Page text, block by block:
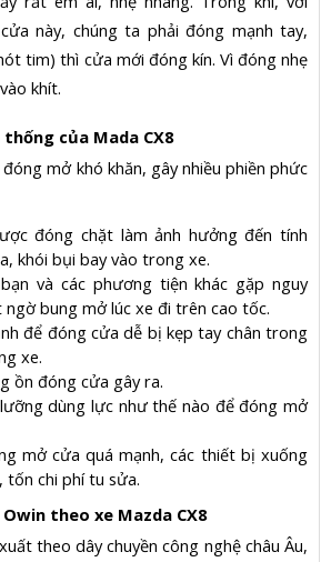
này, chúng ta phải đóng mạnh tay,
tim) thì cửa mới đóng kín. Vì đóng nhẹ
khít.
của Mada CX8
mở khó khăn, gây nhiều phiền phức
đóng chặt làm ảnh hưởng đến tính
khói bụi bay vào trong xe.
và các phương tiện khác gặp nguy
ngờ bung mở lúc xe đi trên cao tốc.
để đóng cửa dễ bị kẹp tay chân trong
xe.
ồn đóng cửa gây ra.
dùng lực như thế nào để đóng mở
mở cửa quá mạnh, các thiết bị xuống
tốn chi phí tu sửa.
theo xe Mazda CX8
theo dây chuyền công nghệ châu Âu,